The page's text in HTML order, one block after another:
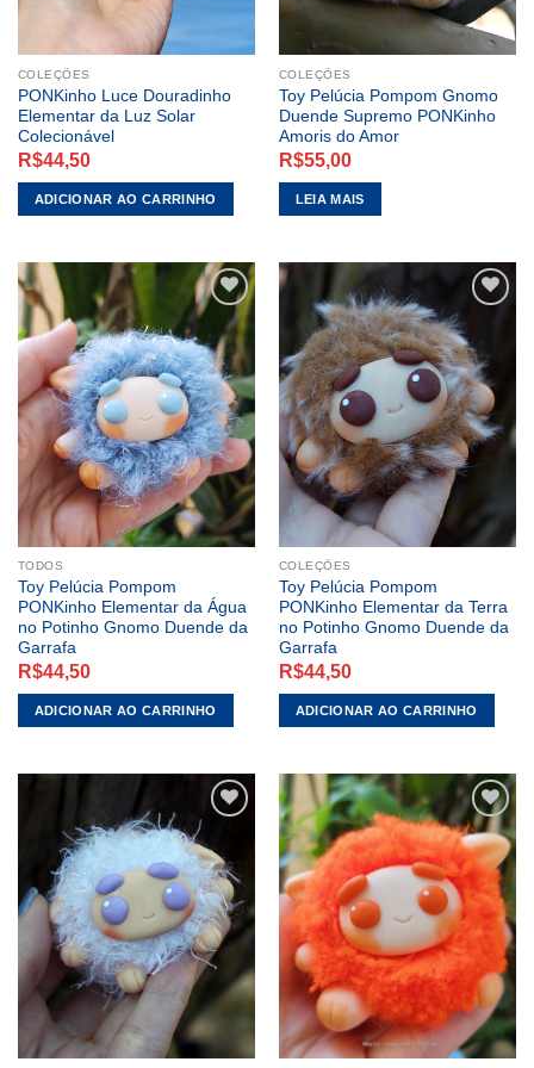
COLEÇÕES
PONKinho Luce Douradinho
Elementar da Luz Solar
Colecionável
R$44,50
ADICIONAR AO CARRINHO
COLEÇÕES
Toy Pelúcia Pompom Gnomo
Duende Supremo PONKinho
Amoris do Amor
R$55,00
LEIA MAIS
ADICIONAR
A LISTA DE
DESEJOS
TODOS
Toy Pelúcia Pompom
PONKinho Elementar da Água
no Potinho Gnomo Duende da
Garrafa
R$44,50
ADICIONAR AO CARRINHO
ADICIONAR
A LISTA DE
DESEJOS
COLEÇÕES
Toy Pelúcia Pompom
PONKinho Elementar da Terra
no Potinho Gnomo Duende da
Garrafa
R$44,50
ADICIONAR AO CARRINHO
ADICIONAR
A LISTA DE
DESEJOS
ADICIONAR
A LISTA DE
DESEJOS